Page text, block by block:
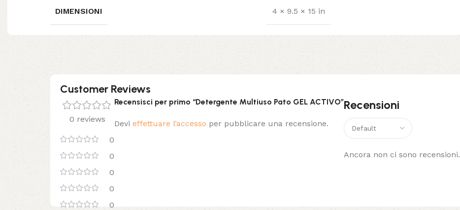
DIMENSIONI 4 × 9.5 × 15 in
Customer Reviews
0 reviews
0
0
0
0
0
Recensioni
Ancora non ci sono recensioni.
Recensisci per primo “Detergente Multiuso Pato GEL ACTIVO”
Devi effettuare l’accesso per pubblicare una recensione.